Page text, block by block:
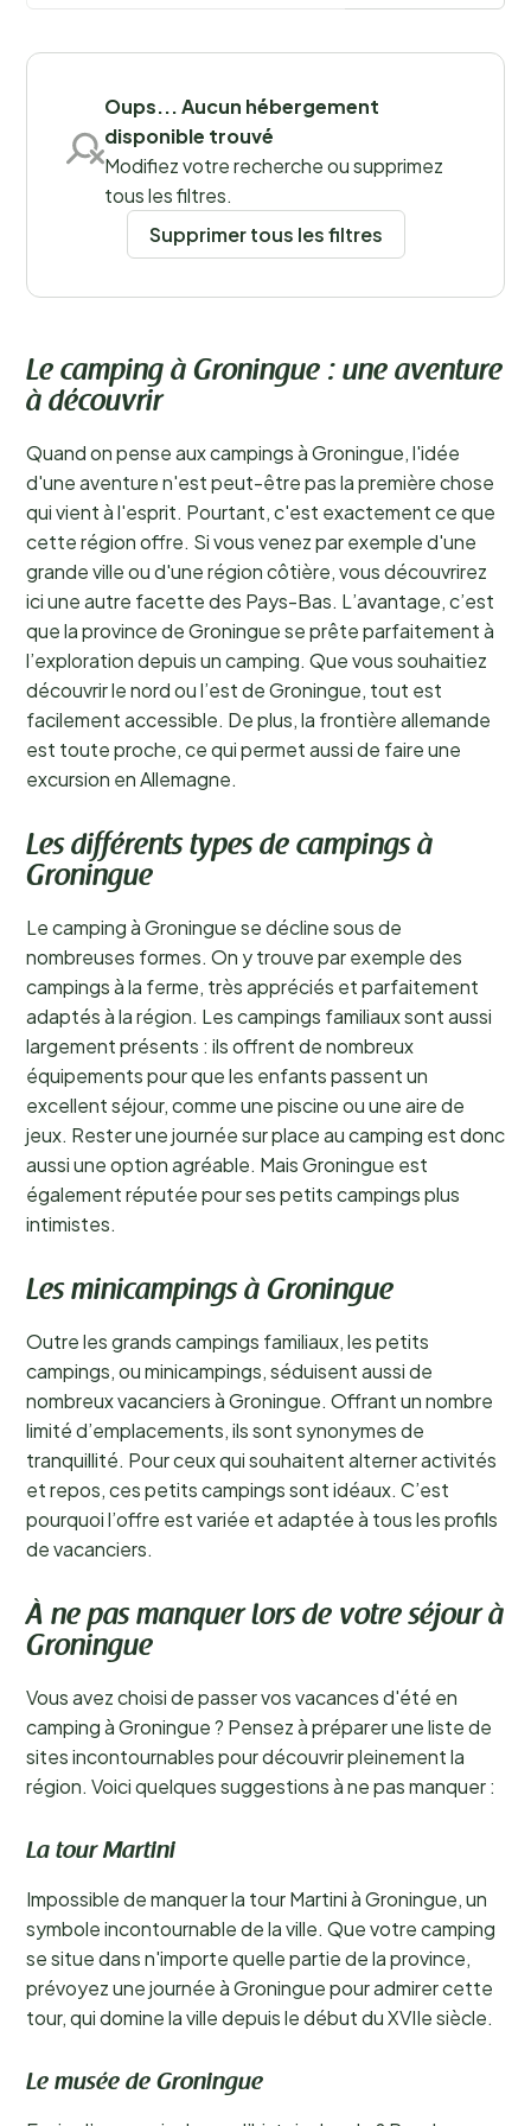
découvrir tout cela par vous-même.En savoir plus
Lieux
Oups... Aucun hébergement
disponible trouvé
Modifiez votre recherche ou supprimez
tous les filtres.
Supprimer tous les filtres
Le camping à Groningue : une aventure
à découvrir
Quand on pense aux campings à Groningue, l'idée
d'une aventure n'est peut-être pas la première chose
qui vient à l'esprit. Pourtant, c'est exactement ce que
cette région offre. Si vous venez par exemple d'une
grande ville ou d'une région côtière, vous découvrirez
ici une autre facette des Pays-Bas. L’avantage, c’est
que la province de Groningue se prête parfaitement à
l’exploration depuis un camping. Que vous souhaitiez
découvrir le nord ou l’est de Groningue, tout est
facilement accessible. De plus, la frontière allemande
est toute proche, ce qui permet aussi de faire une
excursion en Allemagne.
Les différents types de campings à
Groningue
Le camping à Groningue se décline sous de
nombreuses formes. On y trouve par exemple des
campings à la ferme, très appréciés et parfaitement
adaptés à la région. Les campings familiaux sont aussi
largement présents : ils offrent de nombreux
équipements pour que les enfants passent un
excellent séjour, comme une piscine ou une aire de
jeux. Rester une journée sur place au camping est donc
aussi une option agréable. Mais Groningue est
également réputée pour ses petits campings plus
intimistes.
Les minicampings à Groningue
Outre les grands campings familiaux, les petits
campings, ou minicampings, séduisent aussi de
nombreux vacanciers à Groningue. Offrant un nombre
limité d’emplacements, ils sont synonymes de
tranquillité. Pour ceux qui souhaitent alterner activités
et repos, ces petits campings sont idéaux. C’est
pourquoi l’offre est variée et adaptée à tous les profils
de vacanciers.
À ne pas manquer lors de votre séjour à
Groningue
Vous avez choisi de passer vos vacances d'été en
camping à Groningue ? Pensez à préparer une liste de
sites incontournables pour découvrir pleinement la
région. Voici quelques suggestions à ne pas manquer :
La tour Martini
Impossible de manquer la tour Martini à Groningue, un
symbole incontournable de la ville. Que votre camping
se situe dans n'importe quelle partie de la province,
prévoyez une journée à Groningue pour admirer cette
tour, qui domine la ville depuis le début du XVIIe siècle.
Le musée de Groningue